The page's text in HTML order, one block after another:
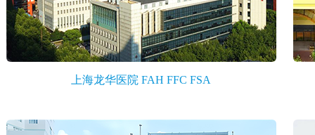
上海龙华医院 FAH FFC FSA